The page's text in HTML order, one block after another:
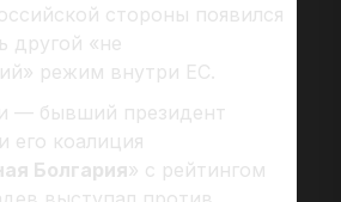
стороны появился
другой «не
режим внутри ЕС.
— бывший президент
и его коалиция
Болгария» с рейтингом